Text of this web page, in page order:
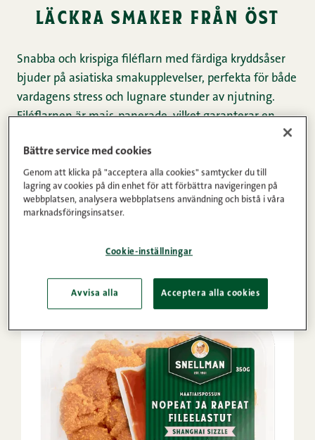
läckra smaker från öst
Snabba och krispiga filéflarn med färdiga kryddsåser
bjuder på asiatiska smakupplevelser, perfekta för både
vardagens stress och lugnare stunder av njutning.
Filéflarnen är majs-panerade, vilket garanterar en
krispig yta, och såserna är en perfekt kombination av
sötma, kryddighet och en varm kick.
Smakerna ärShanghai Sizzle, Teriyaki
TwistochSpicy Korean
exempelvis ris, nudlar eller grönsaker.
Bättre service med cookies
Genom att klicka på "acceptera alla cookies" samtycker du till
lagring av cookies på din enhet för att förbättra navigeringen på
webbplatsen, analysera webbplatsens användning och bistå i våra
marknadsföringsinsatser.
Cookie-inställningar
Avvisa alla Acceptera alla cookies